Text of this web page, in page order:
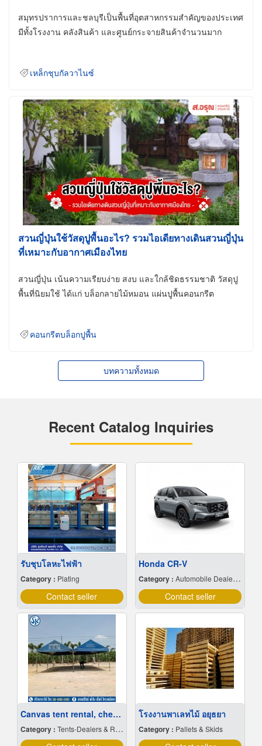
สมุทรปราการและชลบุรีเป็นพื้นที่อุตสาหกรรมสำคัญของประเทศ
มีทั้งโรงงาน คลังสินค้า และศูนย์กระจายสินค้าจำนวนมาก
เหล็กชุบกัลวาไนซ์
สวนญี่ปุ่นใช้วัสดุปูพื้นอะไร? รวมไอเดียทางเดินสวนญี่ปุ่น
ที่เหมาะกับอากาศเมืองไทย
สวนญี่ปุ่น เน้นความเรียบง่าย สงบ และใกล้ชิดธรรมชาติ วัสดุปู
พื้นที่นิยมใช้ ได้แก่ บล็อกลายไม้หมอน แผ่นปูพื้นคอนกรีต
คอนกรีตบล็อกปูพื้น
บทความทั้งหมด
Recent Catalog Inquiries
รับชุบโลหะไฟฟ้า
Category : Plating
Contact seller
Honda CR-V
Category : Automobile Dealers-New Cars
Contact seller
Canvas tent rental, cheap price
Category : Tents-Dealers & Renting
โรงงานพาเลทไม้ อยุธยา
Category : Pallets & Skids